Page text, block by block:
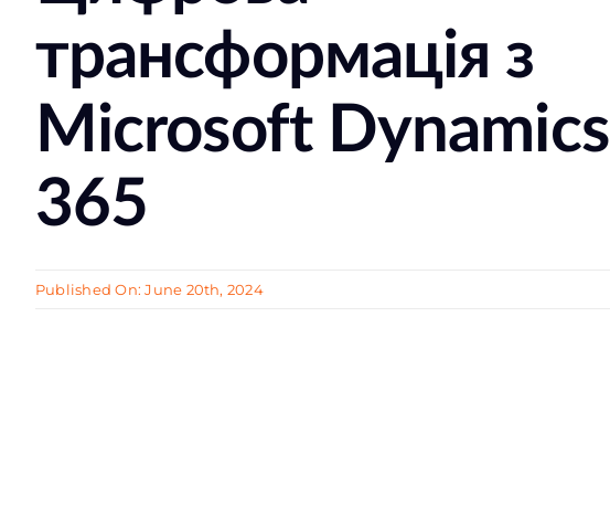
трансформація з
Microsoft Dynamics
365
Published On: June 20th, 2024